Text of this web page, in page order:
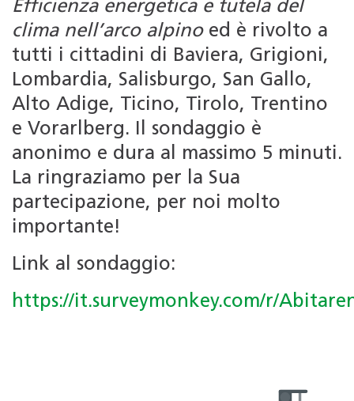
Efficienza energetica e tutela del
clima nell’arco alpinoed è rivolto a
tutti i cittadini di Baviera, Grigioni,
Lombardia, Salisburgo, San Gallo,
Alto Adige, Ticino, Tirolo, Trentino
e Vorarlberg. Il sondaggio è
anonimo e dura al massimo 5 minuti.
La ringraziamo per la Sua
partecipazione, per noi molto
importante!
Link al sondaggio:
https://it.surveymonkey.com/r/